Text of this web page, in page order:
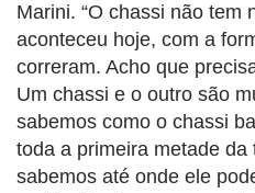
Marini. “O chassi não tem
aconteceu hoje, com a
correram. Acho que
Um chassi e o outro são
sabemos como o chassi
toda a primeira metade
sabemos até onde ele